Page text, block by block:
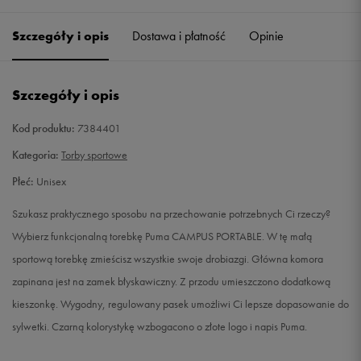
Szczegóły i opis Dostawa i płatność Opinie
Szczegóły i opis
Kod produktu: 7384401
Kategoria: Torby sportowe
Płeć: Unisex
Szukasz praktycznego sposobu na przechowanie potrzebnych Ci rzeczy?
Wybierz funkcjonalną torebkę Puma CAMPUS PORTABLE. W tę małą
sportową torebkę zmieścisz wszystkie swoje drobiazgi. Główna komora
zapinana jest na zamek błyskawiczny. Z przodu umieszczono dodatkową
kieszonkę. Wygodny, regulowany pasek umożliwi Ci lepsze dopasowanie do
sylwetki. Czarną kolorystykę wzbogacono o złote logo i napis Puma.